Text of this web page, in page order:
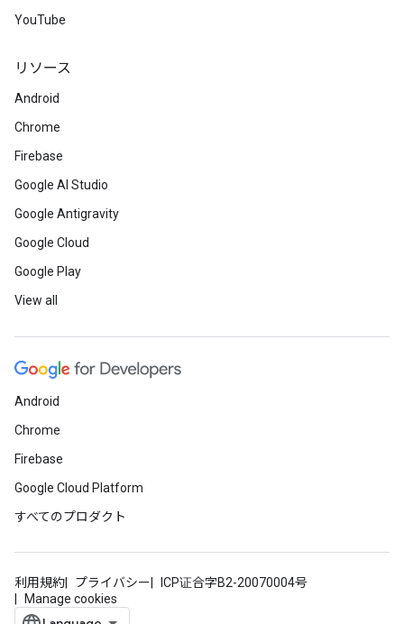
YouTube
リソース
Android
Chrome
Firebase
Google AI Studio
Google Antigravity
Google Cloud
Google Play
View all
Android
Chrome
Firebase
Google Cloud Platform
すべてのプロダクト
利用規約 プライバシー
ICP证合字B2-20070004号
Manage cookies